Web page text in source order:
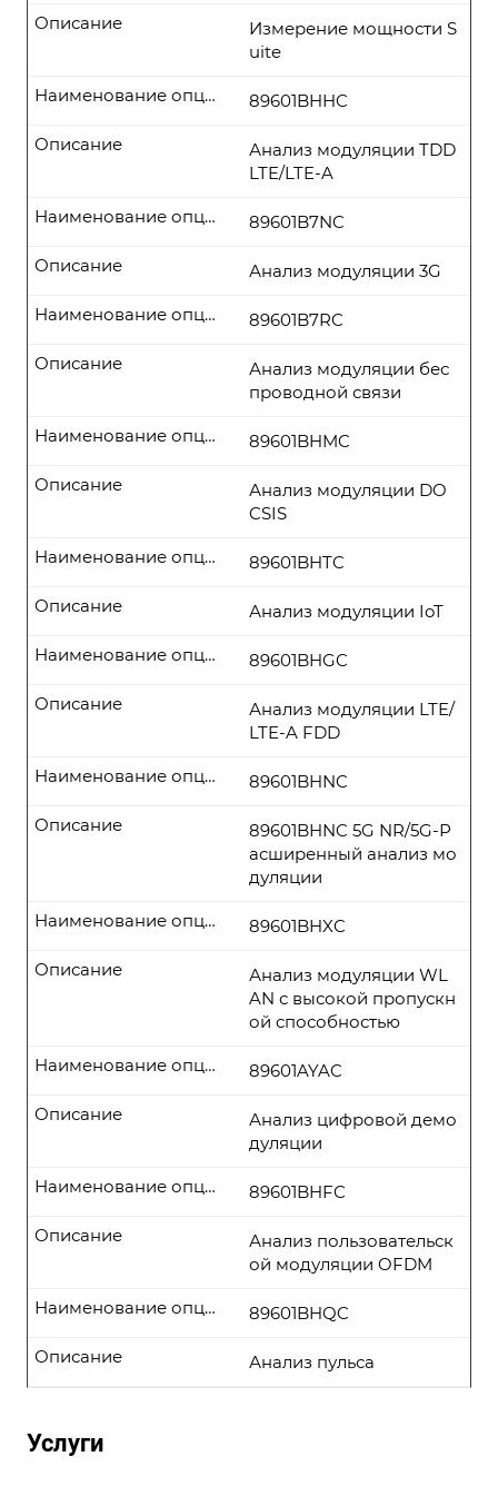
Измерение мощности S
uite
Описание
89601BHHC
Наименование опции
Анализ модуляции TDD
LTE/LTE-A
Описание
89601B7NC
Наименование опции
Анализ модуляции 3G
Описание
89601B7RC
Наименование опции
Анализ модуляции бес
проводной связи
Описание
89601BHMC
Наименование опции
Анализ модуляции DO
CSIS
Описание
89601BHTC
Наименование опции
Анализ модуляции IoT
Описание
89601BHGC
Наименование опции
Анализ модуляции LTE/
LTE-A FDD
Описание
89601BHNC
Наименование опции
89601BHNC 5G NR/5G-Р
асширенный анализ мо
дуляции
Описание
89601BHXC
Наименование опции
Анализ модуляции WL
AN с высокой пропускн
ой способностью
Описание
89601AYAC
Наименование опции
Анализ цифровой демо
дуляции
Описание
89601BHFC
Наименование опции
Анализ пользовательск
ой модуляции OFDM
Описание
89601BHQC
Наименование опции
Анализ пульса
Описание
Услуги